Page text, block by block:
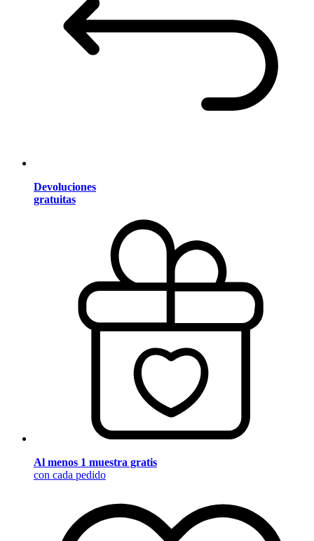
Devoluciones
gratuitas
Al menos 1 muestra gratis
con cada pedido